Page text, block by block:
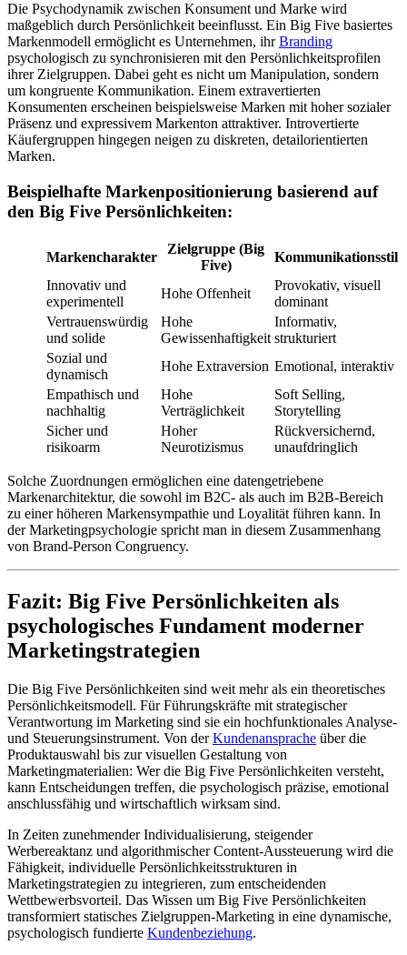
Die Psychodynamik zwischen Konsument und Marke wird
maßgeblich durch Persönlichkeit beeinflusst. Ein Big Five basiertes
Markenmodell ermöglicht es Unternehmen, ihrBranding
psychologisch zu synchronisieren mit den Persönlichkeitsprofilen
ihrer Zielgruppen. Dabei geht es nicht um Manipulation, sondern
um kongruente Kommunikation. Einem extravertierten
Konsumenten erscheinen beispielsweise Marken mit hoher sozialer
Präsenz und expressivem Markenton attraktiver. Introvertierte
Käufergruppen hingegen neigen zu diskreten, detailorientierten
Marken.
Beispielhafte Markenpositionierung basierend auf
den Big Five Persönlichkeiten:
Markencharakter
Zielgruppe (Big
Five)
Kommunikationsstil
Innovativ und
experimentell
Hohe Offenheit
Provokativ, visuell
dominant
Vertrauenswürdig
und solide
Hohe
Gewissenhaftigkeit
Informativ,
strukturiert
Sozial und
dynamisch
Hohe Extraversion Emotional, interaktiv
Empathisch und
nachhaltig
Hohe
Verträglichkeit
Soft Selling,
Storytelling
Sicher und
risikoarm
Hoher
Neurotizismus
Rückversichernd,
unaufdringlich
Solche Zuordnungen ermöglichen eine datengetriebene
Markenarchitektur, die sowohl im B2C- als auch im B2B-Bereich
zu einer höheren Markensympathie und Loyalität führen kann. In
der Marketingpsychologie spricht man in diesem Zusammenhang
von Brand-Person Congruency.
Fazit: Big Five Persönlichkeiten als
psychologisches Fundament moderner
Marketingstrategien
Die Big Five Persönlichkeiten sind weit mehr als ein theoretisches
Persönlichkeitsmodell. Für Führungskräfte mit strategischer
Verantwortung im Marketing sind sie ein hochfunktionales Analyse-
und Steuerungsinstrument. Von derKundenansprache über die
Produktauswahl bis zur visuellen Gestaltung von
Marketingmaterialien: Wer die Big Five Persönlichkeiten versteht,
kann Entscheidungen treffen, die psychologisch präzise, emotional
anschlussfähig und wirtschaftlich wirksam sind.
In Zeiten zunehmender Individualisierung, steigender
Werbereaktanz und algorithmischer Content-Aussteuerung wird die
Fähigkeit, individuelle Persönlichkeitsstrukturen in
Marketingstrategien zu integrieren, zum entscheidenden
Wettbewerbsvorteil. Das Wissen um Big Five Persönlichkeiten
transformiert statisches Zielgruppen-Marketing in eine dynamische,
psychologisch fundierte Kundenbeziehung.